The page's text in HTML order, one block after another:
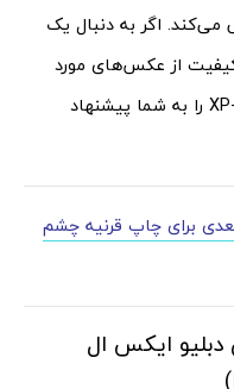
اگر به دنبال یک
از عکس‌های مورد
نظرتان هستید، اپسون اکسپرشن XP-640 را به شما پیشنهاد
برای چاپ قرنیه چشم
اف سی – ال 2750 دی دبلیو ایکس ال